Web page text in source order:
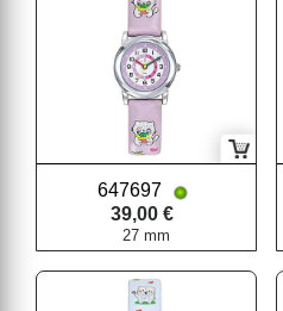
647697
39,00 €
27 mm